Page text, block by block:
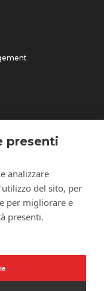
di Lecco e Cod.Fisc
presenti
analizzare
del sito, per
per migliorare e
presenti.